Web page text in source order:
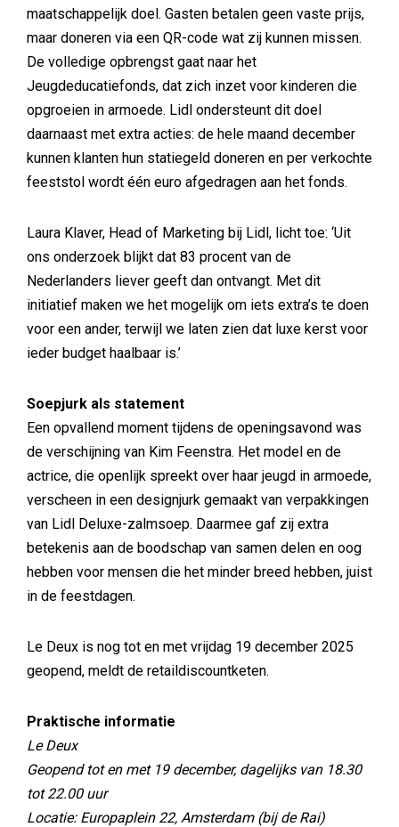
maatschappelijk doel. Gasten betalen geen vaste prijs,
maar doneren via een QR-code wat zij kunnen missen.
De volledige opbrengst gaat naar het
Jeugdeducatiefonds, dat zich inzet voor kinderen die
opgroeien in armoede. Lidl ondersteunt dit doel
daarnaast met extra acties: de hele maand december
kunnen klanten hun statiegeld doneren en per verkochte
feeststol wordt één euro afgedragen aan het fonds.
Laura Klaver, Head of Marketing bij Lidl, licht toe: ‘Uit
ons onderzoek blijkt dat 83 procent van de
Nederlanders liever geeft dan ontvangt. Met dit
initiatief maken we het mogelijk om iets extra’s te doen
voor een ander, terwijl we laten zien dat luxe kerst voor
ieder budget haalbaar is.’
Soepjurk als statement
Een opvallend moment tijdens de openingsavond was
de verschijning van Kim Feenstra. Het model en de
actrice, die openlijk spreekt over haar jeugd in armoede,
verscheen in een designjurk gemaakt van verpakkingen
van Lidl Deluxe-zalmsoep. Daarmee gaf zij extra
betekenis aan de boodschap van samen delen en oog
hebben voor mensen die het minder breed hebben, juist
in de feestdagen.
Le Deux is nog tot en met vrijdag 19 december 2025
geopend, meldt de retaildiscountketen.
Praktische informatie
Le Deux
Geopend tot en met 19 december, dagelijks van 18.30
tot 22.00 uur
Locatie: Europaplein 22, Amsterdam (bij de Rai)